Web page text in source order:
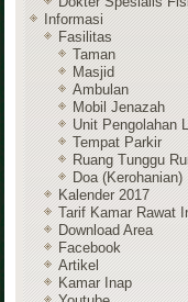
Informasi
Fasilitas
Taman
Masjid
Ambulan
Mobil Jenazah
Unit Pengolahan
Tempat Parkir
Ruang Tunggu
Doa (Kerohanian)
Kalender 2017
Tarif Kamar Rawat
Download Area
Facebook
Artikel
Kamar Inap